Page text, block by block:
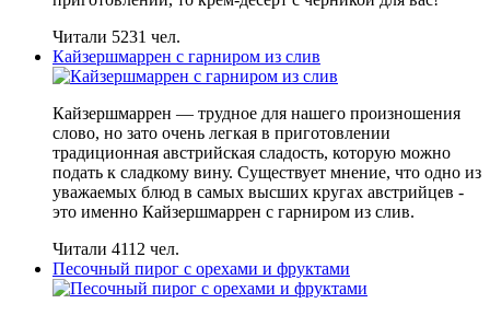
Читали 5231 чел.
Кайзершмаррен с гарниром из слив
Кайзершмаррен — трудное для нашего произношения
слово, но зато очень легкая в приготовлении
традиционная австрийская сладость, которую можно
подать к сладкому вину. Существует мнение, что одно из
уважаемых блюд в самых высших кругах австрийцев -
это именно Кайзершмаррен с гарниром из слив.
Читали 4112 чел.
Песочный пирог с орехами и фруктами